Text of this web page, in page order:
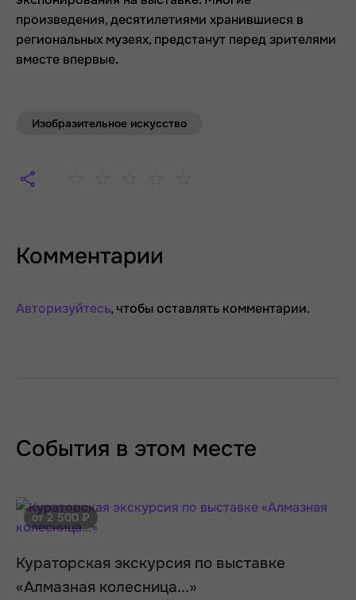
произведения, десятилетиями хранившиеся в
региональных музеях, предстанут перед зрителями
вместе впервые.
Изобразительное искусство
Комментарии
Авторизуйтесь, чтобы оставлять комментарии.
События в этом месте
от 2 500 ₽
Кураторская экскурсия по выставке
«Алмазная колесница...»